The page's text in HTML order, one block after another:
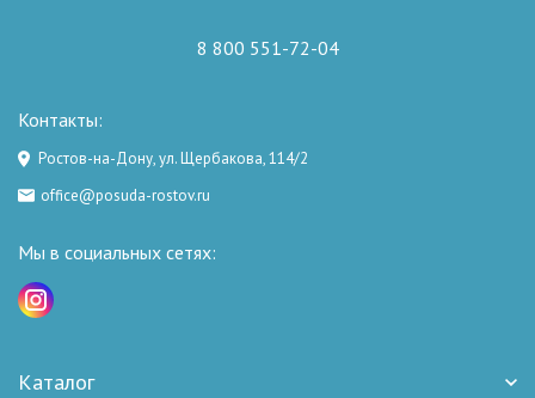
8 800 551-72-04
Контакты:
Ростов-на-Дону, ул. Щербакова, 114/2
office@posuda-rostov.ru
Мы в социальных сетях:
Каталог